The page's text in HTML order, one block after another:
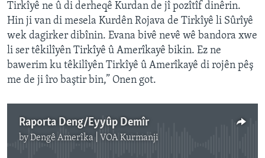
Tirkîyê ne û di derheqê Kurdan de jî pozîtîf dinêrin.
Hin ji van di mesela Kurdên Rojava de Tirkîyê li Sûrîyê
wek dagirker dibînin. Evana bivê nevê wê bandora xwe
li ser têkilîyên Tirkîyê û Amerîkayê bikin. Ez ne
bawerim ku têkilîyên Tirkîyê û Amerîkayê di rojên pêş
me de ji îro baştir bin,” Onen got.
Raporta Deng/Eyyûp Demîr
byDengê Amerîka | VOA Kurmanji
No media source currently available